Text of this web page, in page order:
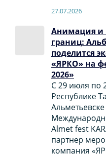
27.07.2026
Анимация и
границ:
поделится
«ЯРКО» на
2026»
С 29 июля по
Республике
Альметьевске
Almet fest
партнер
компания